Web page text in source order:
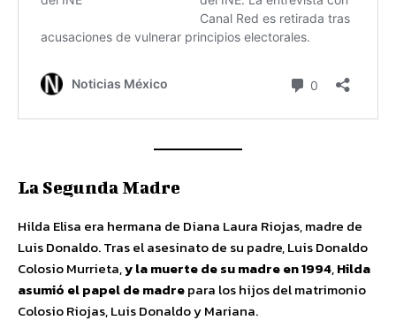
La Segunda Madre
Hilda Elisa era hermana de Diana Laura Riojas, madre de
Luis Donaldo. Tras el asesinato de su padre, Luis Donaldo
Colosio Murrieta,y la muerte de su madre en 1994,Hilda
asumió el papel de madrepara los hijos del matrimonio
Colosio Riojas, Luis Donaldo y Mariana.